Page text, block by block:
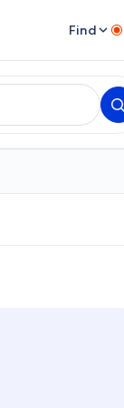
Find